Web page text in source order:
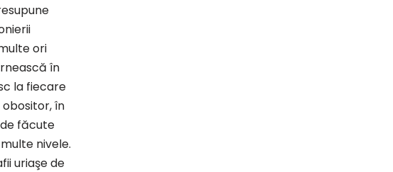
ori
în
la fiecare
în
făcute
nivele.
uriaşe de